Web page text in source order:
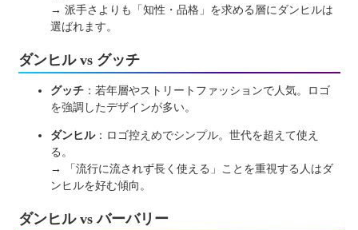
→ 派手さよりも「知性・品格」を求める層にダンヒルは
選ばれます。
ダンヒル vs グッチ
グッチ：若年層やストリートファッションで人気。ロゴ
を強調したデザインが多い。
ダンヒル：ロゴ控えめでシンプル。世代を超えて使え
る。
→ 「流行に流されず長く使える」ことを重視する人はダ
ンヒルを好む傾向。
ダンヒル vs バーバリー